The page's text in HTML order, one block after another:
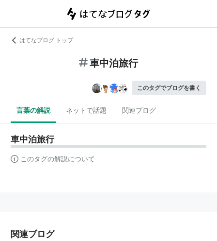
はてなブログ トップ
車中泊旅行
このタグでブログを書く
言葉の解説 ネットで話題 関連ブログ
車中泊旅行
このタグの解説について
関連ブログ